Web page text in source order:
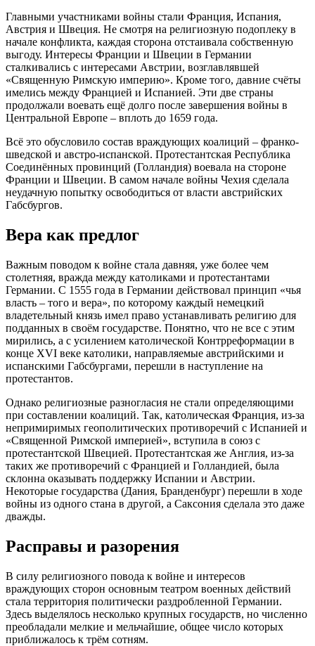
Главными участниками войны стали Франция, Испания,
Австрия и Швеция. Не смотря на религиозную подоплеку в
начале конфликта, каждая сторона отстаивала собственную
выгоду. Интересы Франции и Швеции в Германии
сталкивались с интересами Австрии, возглавлявшей
«Священную Римскую империю». Кроме того, давние счёты
имелись между Францией и Испанией. Эти две страны
продолжали воевать ещё долго после завершения войны в
Центральной Европе – вплоть до 1659 года.
Всё это обусловило состав враждующих коалиций – франко-
шведской и австро-испанской. Протестантская Республика
Соединённых провинций (Голландия) воевала на стороне
Франции и Швеции. В самом начале войны Чехия сделала
неудачную попытку освободиться от власти австрийских
Габсбургов.
Вера как предлог
Важным поводом к войне стала давняя, уже более чем
столетняя, вражда между католиками и протестантами
Германии. С 1555 года в Германии действовал принцип «чья
власть – того и вера», по которому каждый немецкий
владетельный князь имел право устанавливать религию для
подданных в своём государстве. Понятно, что не все с этим
мирились, а с усилением католической Контрреформации в
конце XVI веке католики, направляемые австрийскими и
испанскими Габсбургами, перешли в наступление на
протестантов.
Однако религиозные разногласия не стали определяющими
при составлении коалиций. Так, католическая Франция, из-за
непримиримых геополитических противоречий с Испанией и
«Священной Римской империей», вступила в союз с
протестантской Швецией. Протестантская же Англия, из-за
таких же противоречий с Францией и Голландией, была
склонна оказывать поддержку Испании и Австрии.
Некоторые государства (Дания, Бранденбург) перешли в ходе
войны из одного стана в другой, а Саксония сделала это даже
дважды.
Расправы и разорения
В силу религиозного повода к войне и интересов
враждующих сторон основным театром военных действий
стала территория политически раздробленной Германии.
Здесь выделялось несколько крупных государств, но численно
преобладали мелкие и мельчайшие, общее число которых
приближалось к трём сотням.